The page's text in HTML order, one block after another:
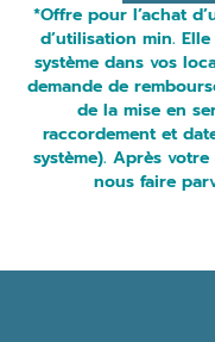
*Offre pour l’achat
d’utilisation min.
système dans vos
demande de
de la mise en
raccordement et
système). Après
nous faire